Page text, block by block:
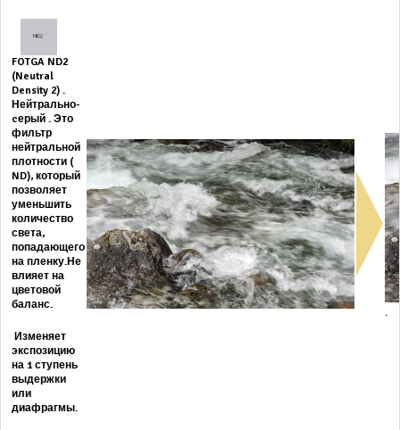
FOTGA ND2
(Neutral
Density 2) .
Нейтрально-
cерый . Это
фильтр
нейтральной
плотности (
ND), который
позволяет
уменьшить
количество
света,
попадающего
на пленку.Не
влияет на
цветовой
баланс.
Изменяет
экспозицию
на 1 ступень
выдержки
или
диафрагмы.
.